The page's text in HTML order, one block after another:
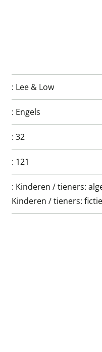
: Lee & Low
: Engels
:32
: 121
: Kinderen / tieners:
Kinderen / tieners: